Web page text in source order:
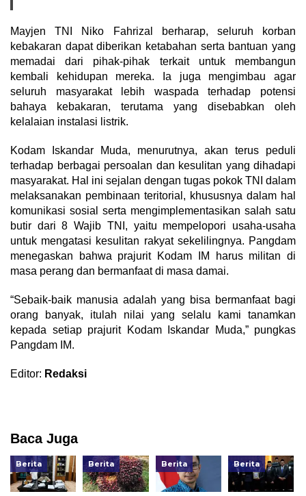
Mayjen TNI Niko Fahrizal berharap, seluruh korban
kebakaran dapat diberikan ketabahan serta bantuan yang
memadai dari pihak-pihak terkait untuk membangun
kembali kehidupan mereka. Ia juga mengimbau agar
seluruh masyarakat lebih waspada terhadap potensi
bahaya kebakaran, terutama yang disebabkan oleh
kelalaian instalasi listrik.
Kodam Iskandar Muda, menurutnya, akan terus peduli
terhadap berbagai persoalan dan kesulitan yang dihadapi
masyarakat. Hal ini sejalan dengan tugas pokok TNI dalam
melaksanakan pembinaan teritorial, khususnya dalam hal
komunikasi sosial serta mengimplementasikan salah satu
butir dari 8 Wajib TNI, yaitu mempelopori usaha-usaha
untuk mengatasi kesulitan rakyat sekelilingnya. Pangdam
menegaskan bahwa prajurit Kodam IM harus militan di
masa perang dan bermanfaat di masa damai.
“Sebaik-baik manusia adalah yang bisa bermanfaat bagi
orang banyak, itulah nilai yang selalu kami tanamkan
kepada setiap prajurit Kodam Iskandar Muda,” pungkas
Pangdam IM.
Editor: Redaksi
Baca Juga
Berita Berita Berita Berita